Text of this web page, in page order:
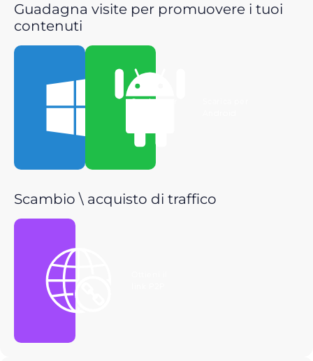
Guadagna visite per promuovere i tuoi
contenuti
Scarica per
Scambio \ acquisto di traffico